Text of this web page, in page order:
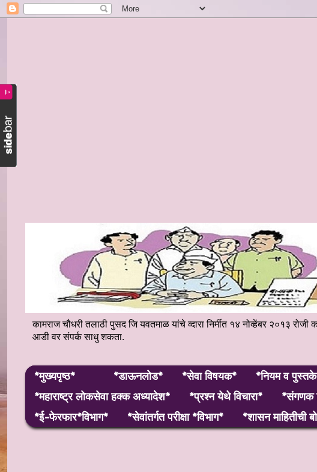
कामराज चौधरी तलाठी पुसद जि यवतमाळ यांचे व्दारा निर्मीत १४ नोव्हेंबर २०१३
आडी वर संपर्क साधु शकता.
*मुख्यपृष्ठ* *डाऊनलोड* *सेवा विषयक* *नियम व
*महाराष्ट्र लाेकसेवा हक्क अध्यादेश*
*प्रश्न येथे विचारा* *संगणक
*ई-फेरफार*विभाग*
*सेवांतर्गत परीक्षा *विभाग* *शासन माहितीची